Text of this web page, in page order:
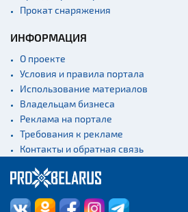
Прокат снаряжения
ИНФОРМАЦИЯ
О проекте
Условия и правила портала
Использование материалов
Владельцам бизнеса
Реклама на портале
Требования к рекламе
Контакты и обратная связь